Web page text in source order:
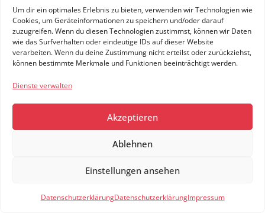
Um dir ein optimales Erlebnis zu bieten, verwenden wir Technologien wie
Cookies, um Geräteinformationen zu speichern und/oder darauf
zuzugreifen. Wenn du diesen Technologien zustimmst, können wir Daten
wie das Surfverhalten oder eindeutige IDs auf dieser Website
verarbeiten. Wenn du deine Zustimmung nicht erteilst oder zurückziehst,
können bestimmte Merkmale und Funktionen beeinträchtigt werden.
Dienste verwalten
Akzeptieren
Ablehnen
Einstellungen ansehen
DatenschutzerklärungDatenschutzerklärungImpressum
Filter
10.000km/Jahr• 48Monate
Bereitstellung: 1.399,00 €
6,0 l / 100km (komb.)*
Zeige weitere Ergebnisse